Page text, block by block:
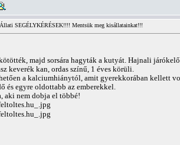
Állati SEGÉLYKÉRÉSEK!!!! Mentsük meg kisállatainkat!!!
majd sorsára hagyták a kutyát. Hajnali
keverék kan, ordas színű, 1 éves körüli.
a kalciumhiánytól, amit gyerekkorában kellett
és egyre oldottabb az emberekkel.
aki nem dobja el többé!